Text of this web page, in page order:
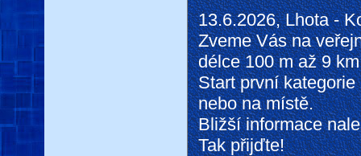
13.6.2026, Lhota -
Zveme Vás na
délce 100 m až 9
Start první
nebo na místě.
Bližší informace
Tak přijďte!